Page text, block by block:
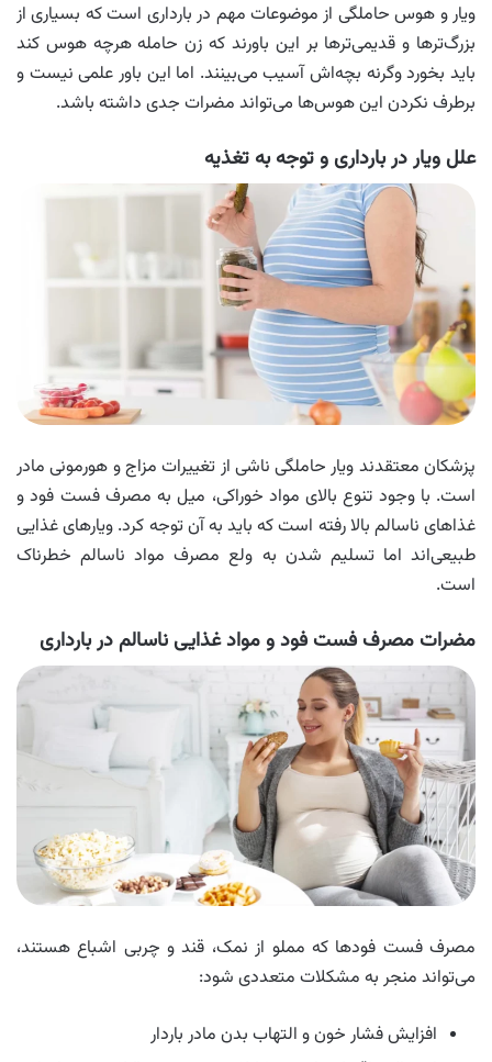
ویار و هوس حاملگی از موضوعات مهم در بارداری است که بسیاری از
بزرگ‌ترها و قدیمی‌ترها بر این باورند که زن حامله هرچه هوس کند
باید بخورد وگرنه بچه‌اش آسیب می‌بینند. اما این باور علمی نیست و
برطرف نکردن این هوس‌ها می‌تواند مضرات جدی داشته باشد.
علل ویار در بارداری و توجه به تغذیه
پزشکان معتقدند ویار حاملگی ناشی از تغییرات مزاج و هورمونی مادر
است. با وجود تنوع بالای مواد خوراکی، میل به مصرف فست‌ فود و
غذاهای ناسالم بالا رفته است که باید به آن توجه کرد. ویارهای غذایی
طبیعی‌اند اما تسلیم شدن به ولع مصرف مواد ناسالم خطرناک
است.
مضرات مصرف فست‌ فود و مواد غذایی ناسالم در بارداری
مصرف فست‌ فودها که مملو از نمک، قند و چربی اشباع هستند،
می‌تواند منجر به مشکلات متعددی شود:
افزایش فشار خون و التهاب بدن مادر باردار